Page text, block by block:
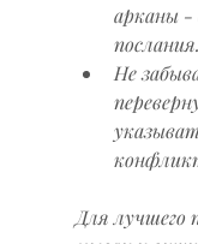
арканы -
послания.
Не
Для лучшего